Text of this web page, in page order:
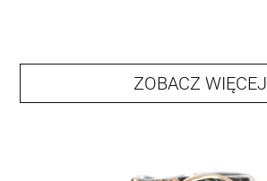
ZOBACZ WIĘCEJ